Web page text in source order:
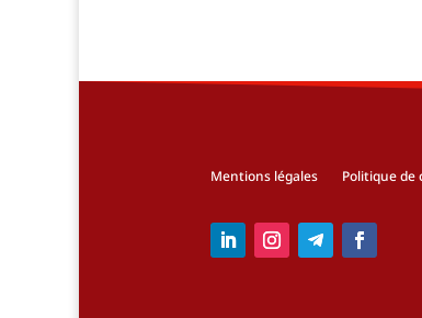
Mentions légales Politique